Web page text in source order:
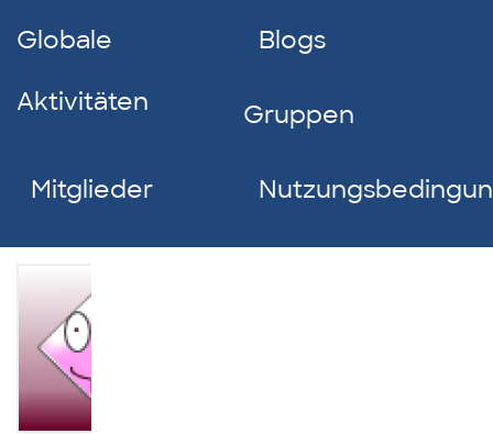
Globale
Aktivitäten
Blogs
Gruppen
Mitglieder